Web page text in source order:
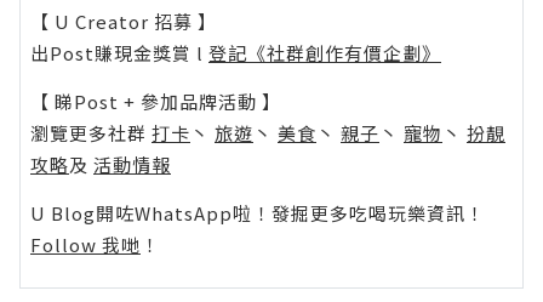
【 U Creator 招募 】
出Post賺現金獎賞 l 登記《社群創作有價企劃》
【 睇Post + 參加品牌活動 】
瀏覽更多社群 打卡 丶 旅遊 丶 美食 丶 親子 丶 寵物 丶 扮靚
攻略及 活動情報
U Blog開咗WhatsApp啦！發掘更多吃喝玩樂資訊！
Follow 我哋 ！